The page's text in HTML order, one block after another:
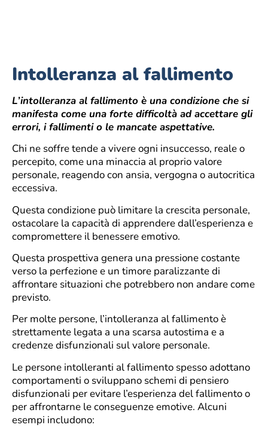
Intolleranza al fallimento
L’intolleranza al fallimento è una condizione che si
manifesta come una forte difficoltà ad accettare gli
errori, i fallimenti o le mancate aspettative.
Chi ne soffre tende a vivere ogni insuccesso, reale o
percepito, come una minaccia al proprio valore
personale, reagendo con ansia, vergogna o autocritica
eccessiva.
Questa condizione può limitare la crescita personale,
ostacolare la capacità di apprendere dall’esperienza e
compromettere il benessere emotivo.
Questa prospettiva genera una pressione costante
verso la perfezione e un timore paralizzante di
affrontare situazioni che potrebbero non andare come
previsto.
Per molte persone, l’intolleranza al fallimento è
strettamente legata a una scarsa autostima e a
credenze disfunzionali sul valore personale.
Le persone intolleranti al fallimento spesso adottano
comportamenti o sviluppano schemi di pensiero
disfunzionali per evitare l’esperienza del fallimento o
per affrontarne le conseguenze emotive. Alcuni
esempi includono: